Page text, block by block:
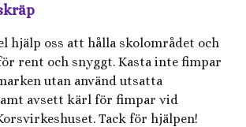
hjälp oss att hålla skolområdet och
rent och snyggt. Kasta inte fimpar
utan använd utsatta
avsett kärl för fimpar vid
Tack för hjälpen!